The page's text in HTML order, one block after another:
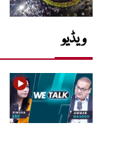
ویڈیو